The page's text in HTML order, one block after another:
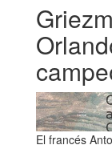
El francés